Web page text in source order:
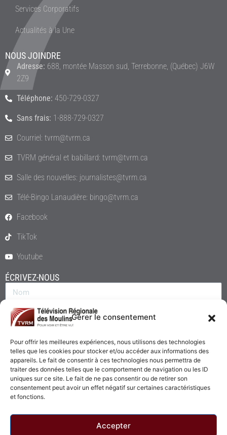
Gérer le consentement
Pour offrir les meilleures expériences, nous utilisons des technologies
telles que les cookies pour stocker et/ou accéder aux informations des
appareils. Le fait de consentir à ces technologies nous permettra de
traiter des données telles que le comportement de navigation ou les ID
uniques sur ce site. Le fait de ne pas consentir ou de retirer son
consentement peut avoir un effet négatif sur certaines caractéristiques
et fonctions.
Accepter
Services Corporatifs
Actualités à la Une
NOUS JOINDRE
Adresse: 688, montée Masson sud, Terrebonne, (Québec) J6W
2Z9
Téléphone: 450-729-0327
Sans frais: 1-888-729-0327
Courriel: tvrm@tvrm.ca
TVRM général et babillard: tvrm@tvrm.ca
Salle des nouvelles: journalistes@tvrm.ca
Télé-Bingo Lanaudière: bingo@tvrm.ca
Facebook
TikTok
Youtube
ÉCRIVEZ-NOUS